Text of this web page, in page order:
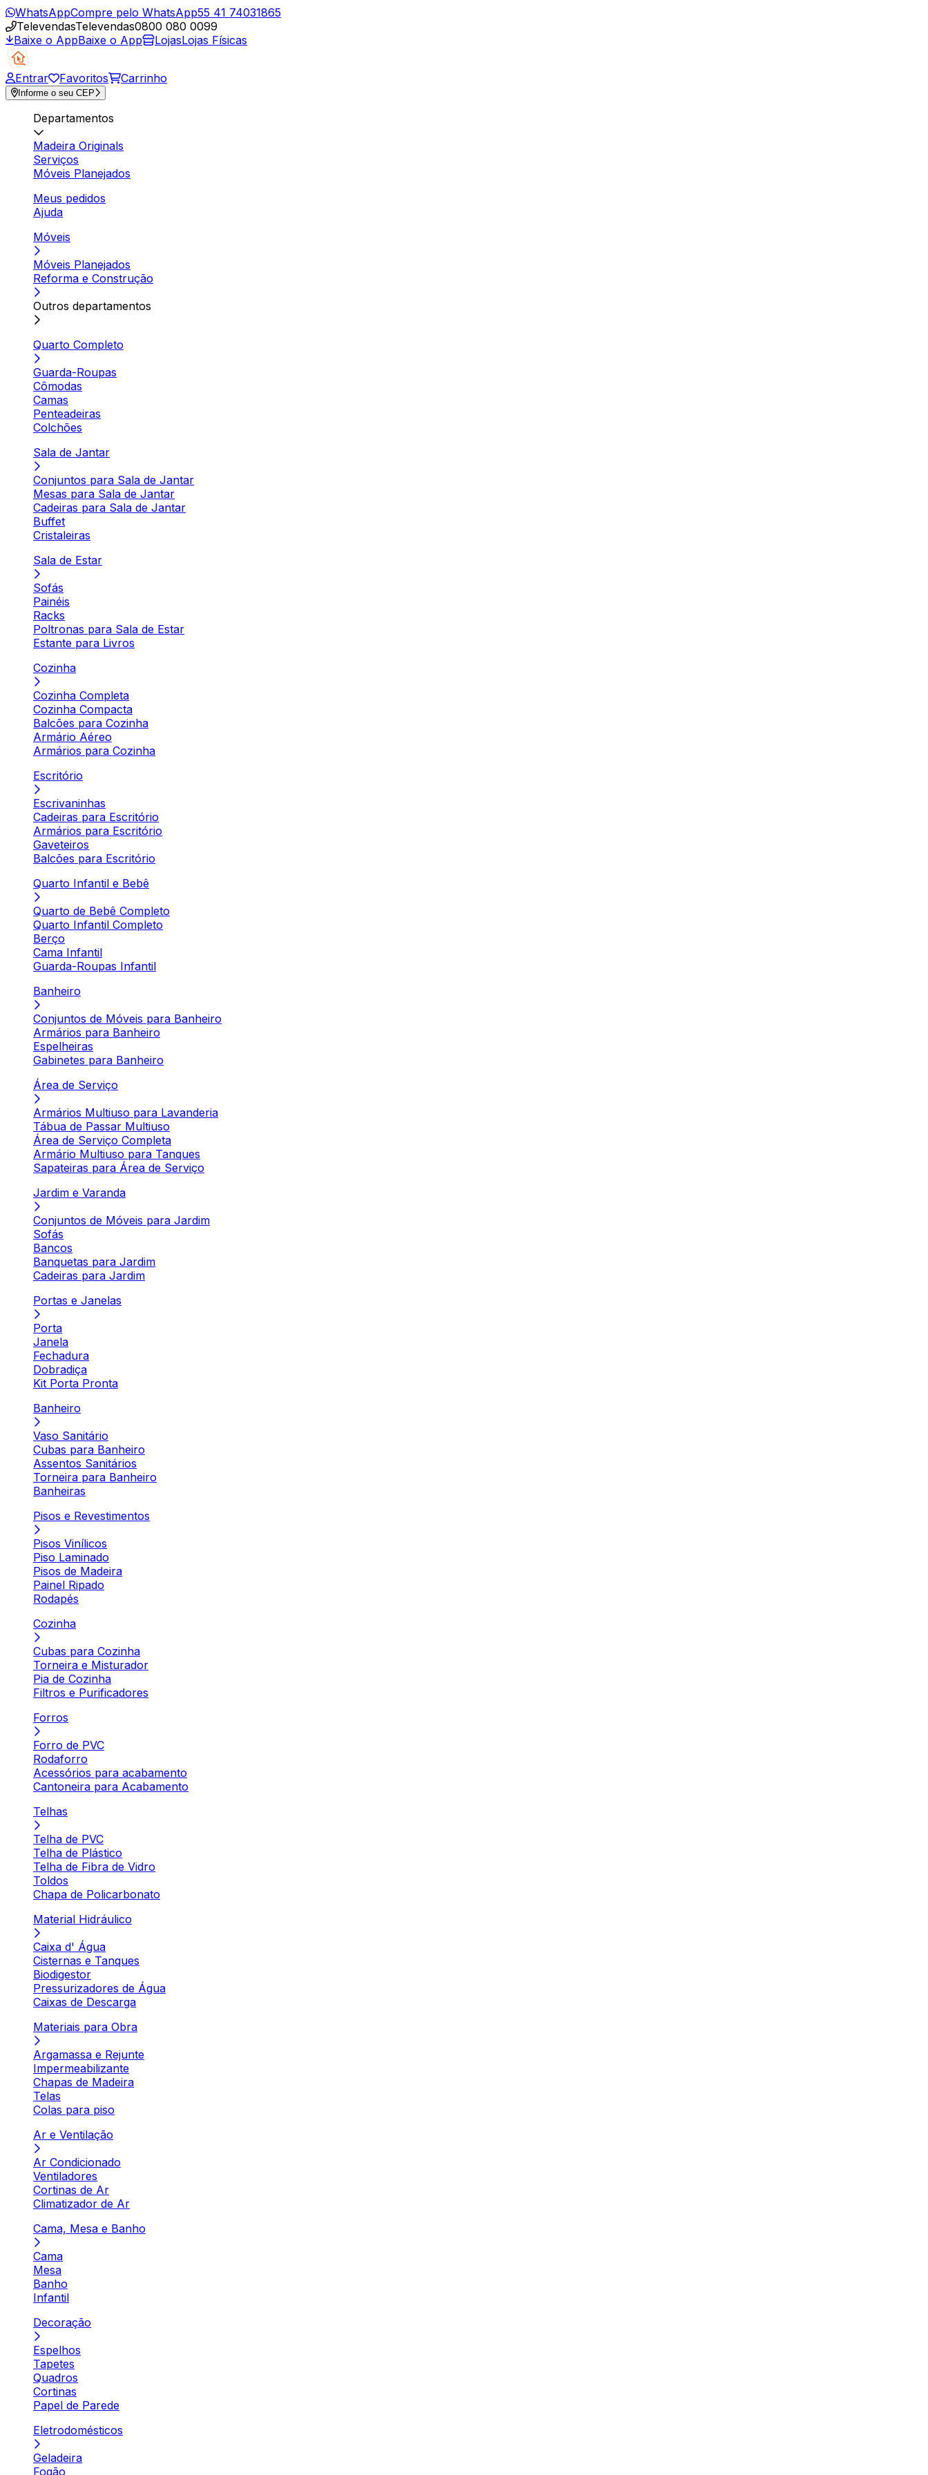
WhatsAppCompre pelo WhatsApp55 41 74031865
TelevendasTelevendas0800 080 0099
Baixe o AppBaixe o App LojasLojas Físicas
Entrar Favoritos Carrinho
Informe o seu CEP
Departamentos
Madeira Originals
Serviços
Móveis Planejados
Meus pedidos
Ajuda
Móveis
Móveis Planejados
Reforma e Construção
Outros departamentos
Quarto Completo
Guarda-Roupas
Cômodas
Camas
Penteadeiras
Colchões
Sala de Jantar
Conjuntos para Sala de Jantar
Mesas para Sala de Jantar
Cadeiras para Sala de Jantar
Buffet
Cristaleiras
Sala de Estar
Sofás
Painéis
Racks
Poltronas para Sala de Estar
Estante para Livros
Cozinha
Cozinha Completa
Cozinha Compacta
Balcões para Cozinha
Armário Aéreo
Armários para Cozinha
Escritório
Escrivaninhas
Cadeiras para Escritório
Armários para Escritório
Gaveteiros
Balcões para Escritório
Quarto Infantil e Bebê
Quarto de Bebê Completo
Quarto Infantil Completo
Berço
Cama Infantil
Guarda-Roupas Infantil
Banheiro
Conjuntos de Móveis para Banheiro
Armários para Banheiro
Espelheiras
Gabinetes para Banheiro
Área de Serviço
Armários Multiuso para Lavanderia
Tábua de Passar Multiuso
Área de Serviço Completa
Armário Multiuso para Tanques
Sapateiras para Área de Serviço
Jardim e Varanda
Conjuntos de Móveis para Jardim
Sofás
Bancos
Banquetas para Jardim
Cadeiras para Jardim
Portas e Janelas
Porta
Janela
Fechadura
Dobradiça
Kit Porta Pronta
Banheiro
Vaso Sanitário
Cubas para Banheiro
Assentos Sanitários
Torneira para Banheiro
Banheiras
Pisos e Revestimentos
Pisos Vinílicos
Piso Laminado
Pisos de Madeira
Painel Ripado
Rodapés
Cozinha
Cubas para Cozinha
Torneira e Misturador
Pia de Cozinha
Filtros e Purificadores
Forros
Forro de PVC
Rodaforro
Acessórios para acabamento
Cantoneira para Acabamento
Telhas
Telha de PVC
Telha de Plástico
Telha de Fibra de Vidro
Toldos
Chapa de Policarbonato
Material Hidráulico
Caixa d' Água
Cisternas e Tanques
Biodigestor
Pressurizadores de Água
Caixas de Descarga
Materiais para Obra
Argamassa e Rejunte
Impermeabilizante
Chapas de Madeira
Telas
Colas para piso
Ar e Ventilação
Ar Condicionado
Ventiladores
Cortinas de Ar
Climatizador de Ar
Cama, Mesa e Banho
Cama
Mesa
Banho
Infantil
Decoração
Espelhos
Tapetes
Quadros
Cortinas
Papel de Parede
Eletrodomésticos
Geladeira
Fogão